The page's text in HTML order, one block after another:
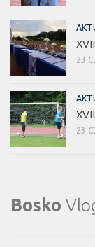
23
23
Bosko